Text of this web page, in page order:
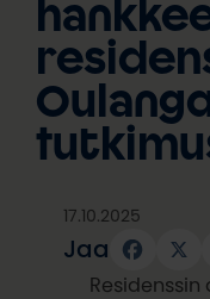
17.10.2025
Jaa X
Residenssin